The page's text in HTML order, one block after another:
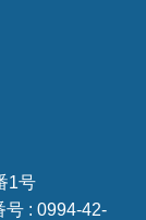
1号
号 : 0994-42-